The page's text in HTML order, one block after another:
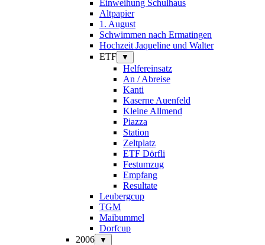
Einweihung Schulhaus
Altpapier
1. August
Schwimmen nach Ermatingen
Hochzeit Jaqueline und Walter
ETF
▼
Helfereinsatz
An / Abreise
Kanti
Kaserne Auenfeld
Kleine Allmend
Piazza
Station
Zeltplatz
ETF Dörfli
Festumzug
Empfang
Resultate
Leubergcup
TGM
Maibummel
Dorfcup
2006
▼